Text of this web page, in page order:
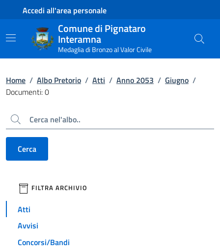
Contenuto principale
Piede di paginaAccedi all'area personale
Comune di Pignataro
Interamna
Medaglia di Bronzo al Valor Civile
Home / Albo Pretorio / Atti / Anno 2053 / Giugno /
Documenti: 0
Cerca
Cerca
filtri da applicare
FILTRA ARCHIVIO
Atti
Avvisi
Concorsi/Bandi